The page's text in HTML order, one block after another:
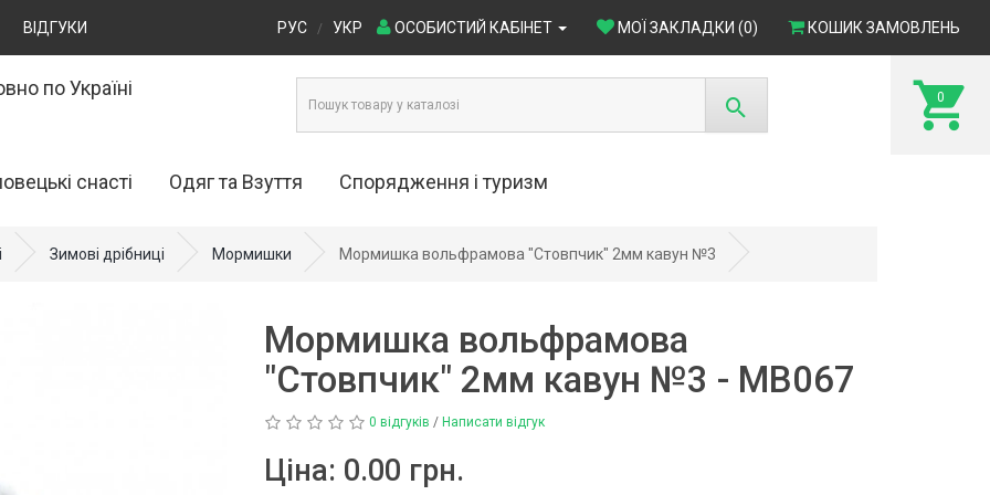
ВІДГУКИ ОСОБИСТИЙ КАБІНЕТ МОЇ ЗАКЛАДКИ (0) КОШИК ЗАМОВЛЕНЬ
РУС / УКР
по Україні
снасті
(0)
Одяг та Взуття
Одяг для риболовлі та полювання
Спорядження і туризм
Крісла та стільці (4)
Рюкзаки (7)
Столи туристичні (4)
0
Зимові дрібниці Мормишки Мормишка вольфрамова "Стовпчик" 2мм кавун №3
Мормишка вольфрамова
"Стовпчик" 2мм кавун №3 - МВ067
0 відгуків / Написати відгук
Ціна: 0.00 грн.